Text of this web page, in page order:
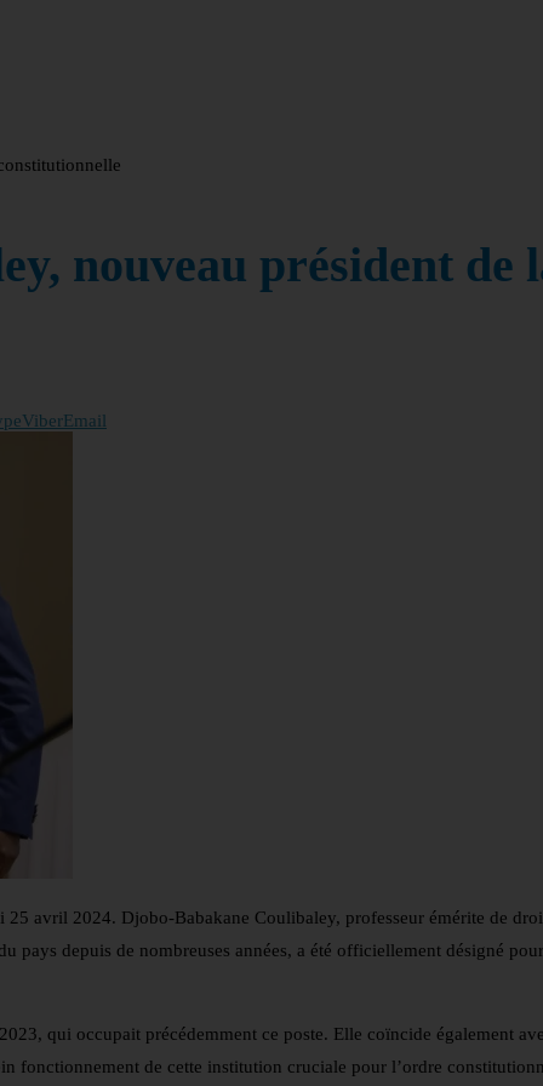
nouveau président de
ViberEmail
avril 2024. Djobo-Babakane Coulibaley, professeur émérite de
pays depuis de nombreuses années, a été officiellement désigné
qui occupait précédemment ce poste. Elle coïncide également
fonctionnement de cette institution cruciale pour l’ordre